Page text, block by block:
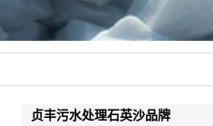
贞丰污水处理石英沙品牌